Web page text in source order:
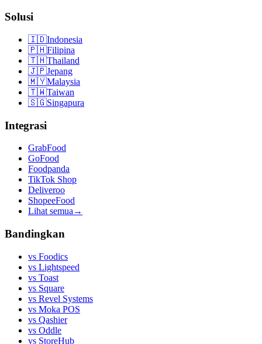
Solusi
🇮🇩Indonesia
🇵🇭Filipina
🇹🇭Thailand
🇯🇵Jepang
🇲🇾Malaysia
🇹🇼Taiwan
🇸🇬Singapura
Integrasi
GrabFood
GoFood
Foodpanda
TikTok Shop
Deliveroo
ShopeeFood
Lihat semua →
Bandingkan
vs Foodics
vs Lightspeed
vs Toast
vs Square
vs Revel Systems
vs Moka POS
vs Qashier
vs Oddle
vs StoreHub